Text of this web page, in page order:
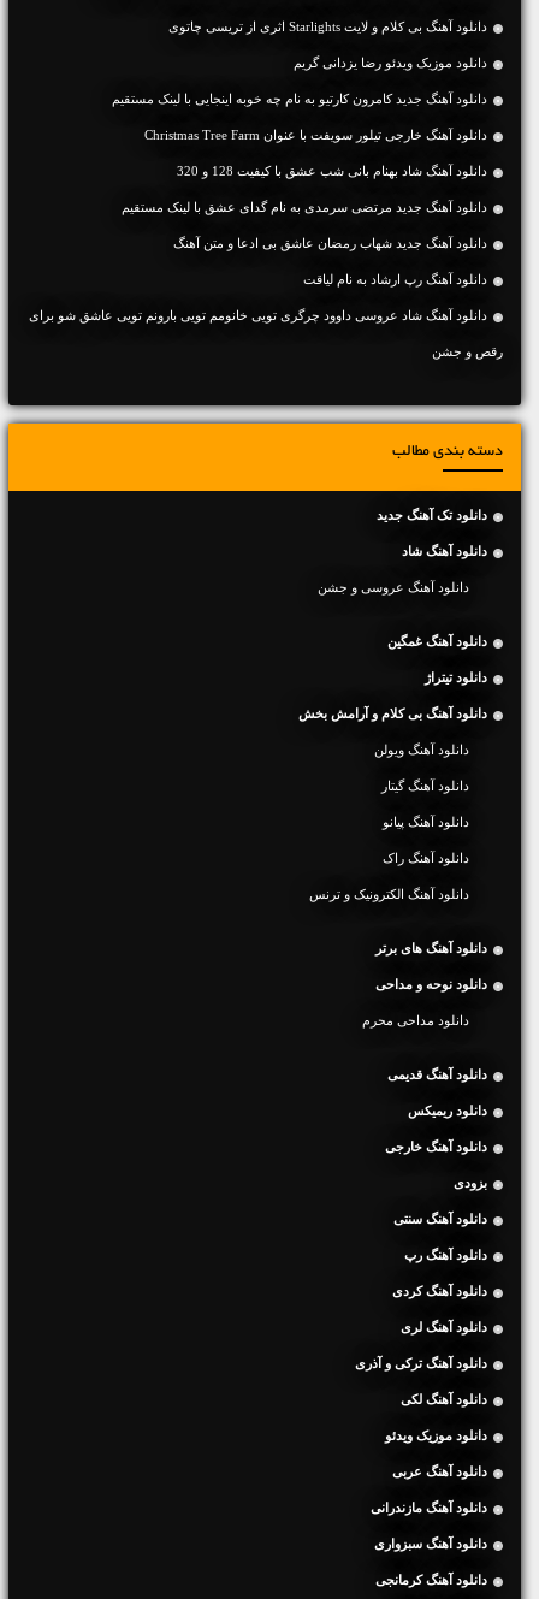
دانلود آهنگ بی کلام و لایت Starlights اثری از تریسی چاتوی
دانلود موزیک ویدئو رضا یزدانی گریم
دانلود آهنگ جديد کامرون کارتیو به نام چه خوبه اینجایی با لینک مستقیم
دانلود آهنگ خارجی تیلور سویفت با عنوان Christmas Tree Farm
دانلود آهنگ شاد بهنام بانی شب عشق با کیفیت 128 و 320
دانلود آهنگ جديد مرتضی سرمدی به نام گدای عشق با لینک مستقیم
دانلود آهنگ جديد شهاب رمضان عاشق بی ادعا و متن آهنگ
دانلود آهنگ رپ ارشاد به نام لیاقت
دانلود آهنگ شاد عروسی داوود چرگری تویی خانومم تویی بارونم تویی عاشق شو برای
رقص و جشن
دسته بندی مطالب
دانلود تک آهنگ جدید
دانلود آهنگ شاد
دانلود آهنگ عروسی و جشن
دانلود آهنگ غمگین
دانلود تیتراژ
دانلود آهنگ بی کلام و آرامش بخش
دانلود آهنگ ویولن
دانلود آهنگ گیتار
دانلود آهنگ پیانو
دانلود آهنگ راک
دانلود آهنگ الکترونیک و ترنس
دانلود آهنگ های برتر
دانلود نوحه و مداحی
دانلود مداحی محرم
دانلود آهنگ قدیمی
دانلود ریمیکس
دانلود آهنگ خارجی
بزودی
دانلود آهنگ سنتی
دانلود آهنگ رپ
دانلود آهنگ کردی
دانلود آهنگ لری
دانلود آهنگ ترکی و آذری
دانلود آهنگ لکی
دانلود موزیک ویدئو
دانلود آهنگ عربی
دانلود آهنگ مازندرانی
دانلود آهنگ سبزواری
دانلود آهنگ کرمانجی